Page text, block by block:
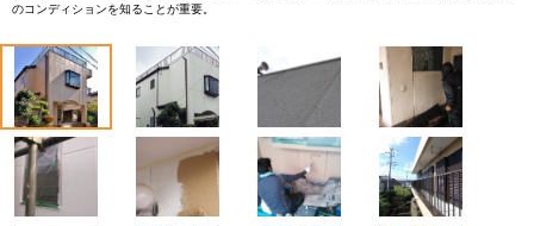
のコンディションを知ることが重要。
1 2 4
5 7 8